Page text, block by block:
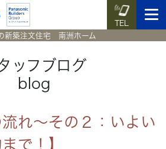
TEL
暮らしのコラム
新築注文住宅 南洲ホーム
ッフブログ
blog
流れ～その２：いよい
で！】